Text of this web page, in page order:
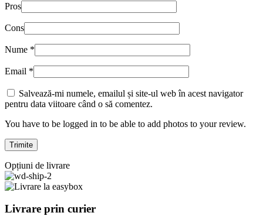
Pros
Cons
Nume *
Email *
Salvează-mi numele, emailul și site-ul web în acest navigator
pentru data viitoare când o să comentez.
You have to be logged in to be able to add photos to your review.
Opțiuni de livrare
Livrare prin curier